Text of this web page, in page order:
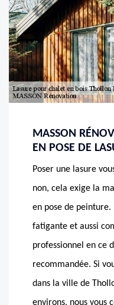
MASSON
EN POSE DE
Poser une lasure
non, cela exige la
en pose de
fatigante et aussi
professionnel en ce
recommandée. Si
dans la ville de
environs, nous vous